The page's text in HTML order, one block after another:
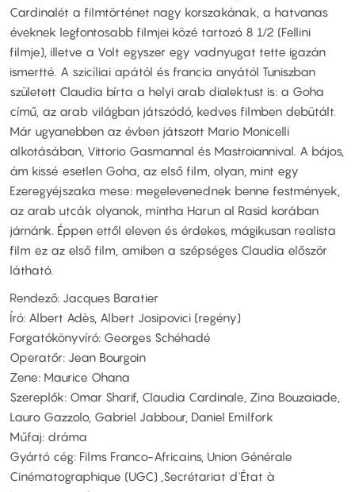
Cardinalét a filmtörténet nagy korszakának, a hatvanas
éveknek legfontosabb filmjei közé tartozó 8 1/2 (Fellini
filmje), illetve a Volt egyszer egy vadnyugat tette igazán
ismertté. A szicíliai apától és francia anyától Tuniszban
született Claudia bírta a helyi arab dialektust is: a Goha
című, az arab világban játszódó, kedves filmben debütált.
Már ugyanebben az évben játszott Mario Monicelli
alkotásában, Vittorio Gasmannal és Mastroiannival. A bájos,
ám kissé esetlen Goha, az első film, olyan, mint egy
Ezeregyéjszaka mese: megelevenednek benne festmények,
az arab utcák olyanok, mintha Harun al Rasid korában
járnánk. Éppen ettől eleven és érdekes, mágikusan realista
film ez az első film, amiben a szépséges Claudia először
látható.
Rendező: Jacques Baratier
Író: Albert Adès, Albert Josipovici (regény)
Forgatókönyvíró: Georges Schéhadé
Operatőr: Jean Bourgoin
Zene: Maurice Ohana
Szereplők: Omar Sharif, Claudia Cardinale, Zina Bouzaiade,
Lauro Gazzolo, Gabriel Jabbour, Daniel Emilfork
Műfaj: dráma
Gyártó cég: Films Franco-Africains, Union Générale
Cinématographique (UGC) ,Secrétariat d'État à